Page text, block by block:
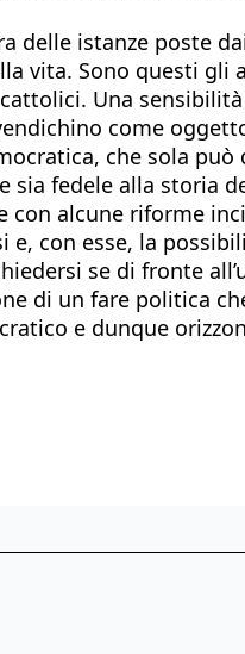
delle istanze poste
vita. Sono questi
Una
come
che sola
fedele alla storia
alcune riforme
con esse, la
se di fronte
di un fare politica
e dunque